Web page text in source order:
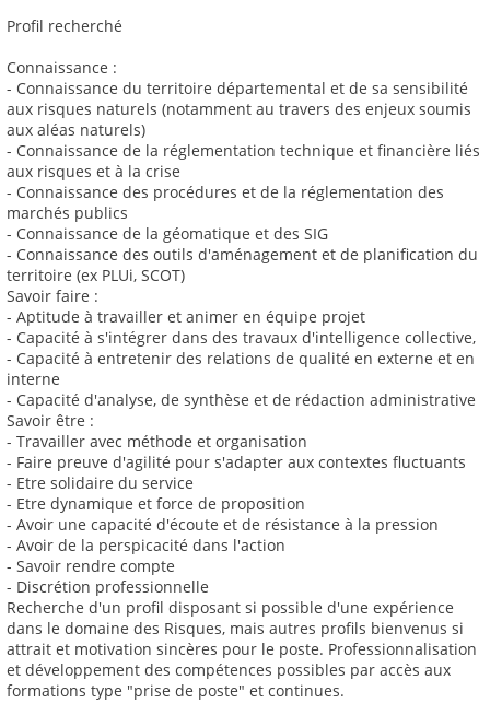
Profil recherché
Connaissance :
- Connaissance du territoire départemental et de sa sensibilité
aux risques naturels (notamment au travers des enjeux soumis
aux aléas naturels)
- Connaissance de la réglementation technique et financière liés
aux risques et à la crise
- Connaissance des procédures et de la réglementation des
marchés publics
- Connaissance de la géomatique et des SIG
- Connaissance des outils d'aménagement et de planification du
territoire (ex PLUi, SCOT)
Savoir faire :
- Aptitude à travailler et animer en équipe projet
- Capacité à s'intégrer dans des travaux d'intelligence collective,
- Capacité à entretenir des relations de qualité en externe et en
interne
- Capacité d'analyse, de synthèse et de rédaction administrative
Savoir être :
- Travailler avec méthode et organisation
- Faire preuve d'agilité pour s'adapter aux contextes fluctuants
- Etre solidaire du service
- Etre dynamique et force de proposition
- Avoir une capacité d'écoute et de résistance à la pression
- Avoir de la perspicacité dans l'action
- Savoir rendre compte
- Discrétion professionnelle
Recherche d'un profil disposant si possible d'une expérience
dans le domaine des Risques, mais autres profils bienvenus si
attrait et motivation sincères pour le poste. Professionnalisation
et développement des compétences possibles par accès aux
formations type "prise de poste" et continues.